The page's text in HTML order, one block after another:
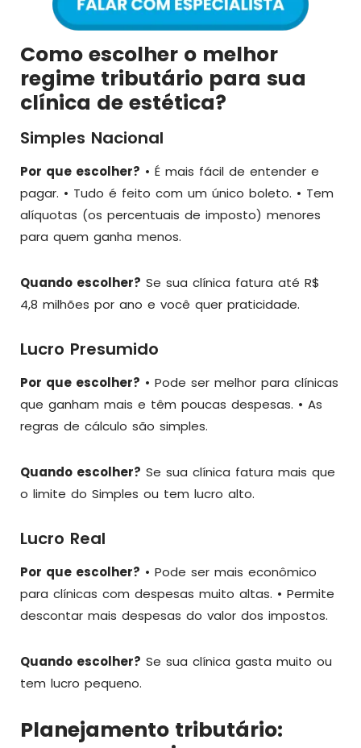
Como escolher o melhor
regime tributário para sua
clínica de estética?
Simples Nacional
Por que escolher? • É mais fácil de entender e
pagar. • Tudo é feito com um único boleto. • Tem
alíquotas (os percentuais de imposto) menores
para quem ganha menos.
Quando escolher? Se sua clínica fatura até R$
4,8 milhões por ano e você quer praticidade.
Lucro Presumido
Por que escolher? • Pode ser melhor para clínicas
que ganham mais e têm poucas despesas. • As
regras de cálculo são simples.
Quando escolher? Se sua clínica fatura mais que
o limite do Simples ou tem lucro alto.
Lucro Real
Por que escolher? • Pode ser mais econômico
para clínicas com despesas muito altas. • Permite
descontar mais despesas do valor dos impostos.
Quando escolher? Se sua clínica gasta muito ou
tem lucro pequeno.
Planejamento tributário: